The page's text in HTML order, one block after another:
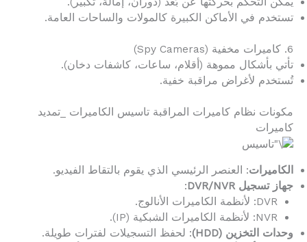
تستخدم في الأماكن الكبيرة كالمولات والساحات العامة.
6. كاميرات مخفية (Spy Cameras)
تأتي بأشكال مموهة (أقلام، ساعات، كاشفات دخان).
تُستخدم لأغراض مراقبة خفية.
مكونات نظام كاميرات المراقبة تاسيس الكاميرات _تمديد
كاميرات
الكاميرات: العنصر الرئيسي الذي يقوم بالتقاط الفيديو.
جهاز تسجيل DVR/NVR
:
DVR: لأنظمة الكاميرات الأنالوج.
NVR: لأنظمة الكاميرات الشبكية (IP).
وحدات التخزين (HDD)
: لحفظ التسجيلات لفترات طويلة.